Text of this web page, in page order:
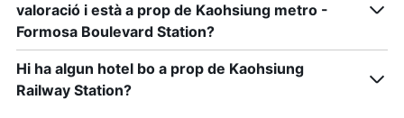
valoració i està a prop de Kaohsiung metro -
Formosa Boulevard Station?
Hi ha algun hotel bo a prop de Kaohsiung
Railway Station?